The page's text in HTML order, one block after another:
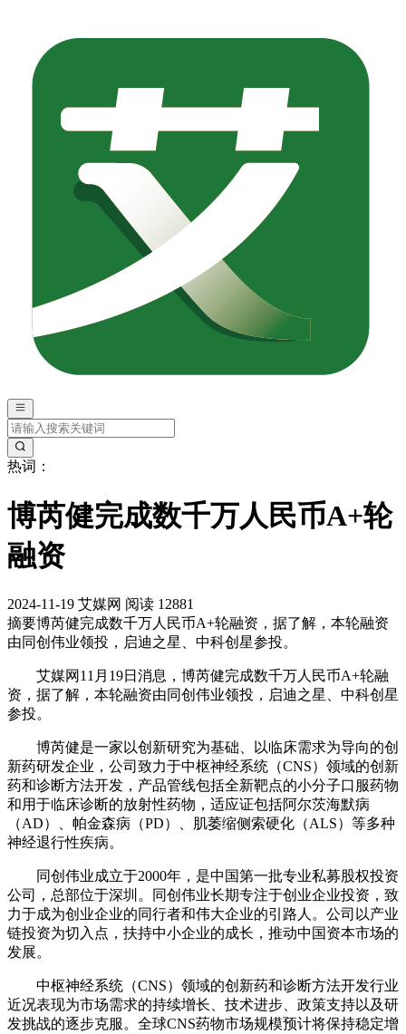
热词：
博芮健完成数千万人民币A+轮
融资
2024-11-19 艾媒网 阅读 12881
摘要博芮健完成数千万人民币A+轮融资，据了解，本轮融资
由同创伟业领投，启迪之星、中科创星参投。
艾媒网11月19日消息，博芮健完成数千万人民币A+轮融
资，据了解，本轮融资由同创伟业领投，启迪之星、中科创星
参投。
博芮健是一家以创新研究为基础、以临床需求为导向的创
新药研发企业，公司致力于中枢神经系统（CNS）领域的创新
药和诊断方法开发，产品管线包括全新靶点的小分子口服药物
和用于临床诊断的放射性药物，适应证包括阿尔茨海默病
（AD）、帕金森病（PD）、肌萎缩侧索硬化（ALS）等多种
神经退行性疾病。
‌同创伟业成立于2000年，是中国第一批专业私募股权投资
公司，总部位于深圳。‌同创伟业长期专注于创业企业投资，致
力于成为创业企业的同行者和伟大企业的引路人。公司以产业
链投资为切入点，扶持中小企业的成长，推动中国资本市场的
发展。‌
中枢神经系统（CNS）领域的创新药和诊断方法开发行业
近况表现为市场需求的持续增长、技术进步、政策支持以及研
发挑战的逐步克服。全球CNS药物市场规模预计将保持稳定增